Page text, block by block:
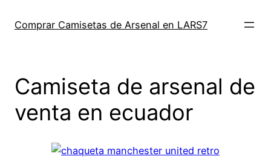
Comprar Camisetas de Arsenal en LARS7
Camiseta de arsenal de
venta en ecuador